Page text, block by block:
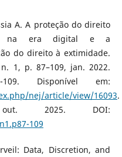
A. A proteção do direito
na era digital e a
do direito à extimidade.
1, p. 87–109, jan. 2022.
109. Disponível em:
nej/article/view/16093.
2025. DOI:
109
Data, Discretion, and